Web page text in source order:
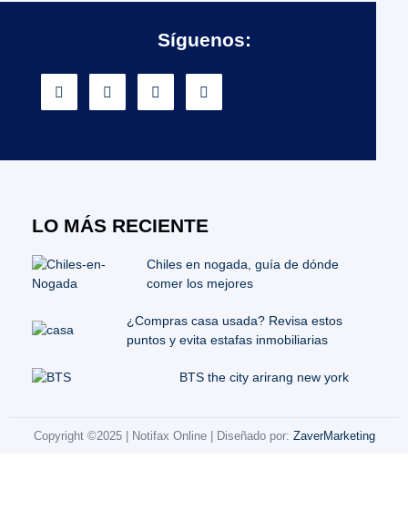
Síguenos:
LO MÁS RECIENTE
Chiles en nogada, guía de dónde
comer los mejores
¿Compras casa usada? Revisa estos
puntos y evita estafas inmobiliarias
BTS the city arirang new york
Copyright ©2025 | Notifax Online | Diseñado por: ZaverMarketing